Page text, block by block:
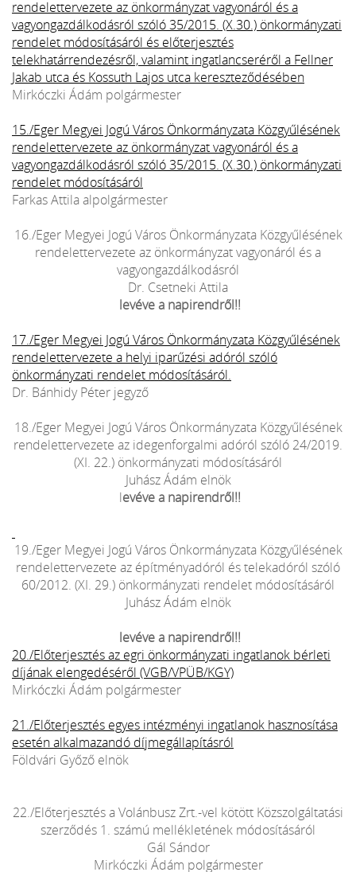
rendelettervezete az önkormányzat vagyonáról és a
vagyongazdálkodásról szóló 35/2015. (X.30.) önkormányzati
rendelet módosításáról és előterjesztés
telekhatárrendezésről, valamint ingatlancseréről a Fellner
Jakab utca és Kossuth Lajos utca kereszteződésében
Mirkóczki Ádám polgármester
15./Eger Megyei Jogú Város Önkormányzata Közgyűlésének
rendelettervezete az önkormányzat vagyonáról és a
vagyongazdálkodásról szóló 35/2015. (X.30.) önkormányzati
rendelet módosításáról
Farkas Attila alpolgármester
16./Eger Megyei Jogú Város Önkormányzata Közgyűlésének
rendelettervezete az önkormányzat vagyonáról és a
vagyongazdálkodásról
Dr. Csetneki Attila
levéve a napirendről!!
17./Eger Megyei Jogú Város Önkormányzata Közgyűlésének
rendelettervezete a helyi iparűzési adóról szóló
önkormányzati rendelet módosításáról.
Dr. Bánhidy Péter jegyző
18./Eger Megyei Jogú Város Önkormányzata Közgyűlésének
rendelettervezete az idegenforgalmi adóról szóló 24/2019.
(XI. 22.) önkormányzati módosításáról
Juhász Ádám elnök
levéve a napirendről!!
19./Eger Megyei Jogú Város Önkormányzata Közgyűlésének
rendelettervezete az építményadóról és telekadóról szóló
60/2012. (XI. 29.) önkormányzati rendelet módosításáról
Juhász Ádám elnök
levéve a napirendről!!
20./Előterjesztés az egri önkormányzati ingatlanok bérleti
díjának elengedéséről (VGB/VPÜB/KGY)
Mirkóczki Ádám polgármester
21./Előterjesztés egyes intézményi ingatlanok hasznosítása
esetén alkalmazandó díjmegállapításról
Földvári Győző elnök
22./Előterjesztés a Volánbusz Zrt.-vel kötött Közszolgáltatási
szerződés 1. számú mellékletének módosításáról
Gál Sándor
Mirkóczki Ádám polgármester